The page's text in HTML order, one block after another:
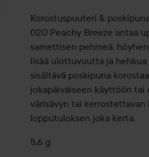
Korostuspuuteri &
020 Peachy Breeze antaa
samettisen pehmeä,
lisää ulottuvuutta ja hehkua
sisältävä poskipuna
jokapäiväiseen käyttöön
värisävyn tai
lopputuloksen joka kerta.
5,6 g